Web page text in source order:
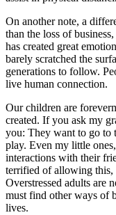
On another note, a
than the loss of
has created great
barely scratched the
generations to follow.
live human connection.
Our children are
created. If you ask my
you: They want to go to
play. Even my little
interactions with their
terrified of allowing this,
Overstressed adults are
must find other ways of
lives.